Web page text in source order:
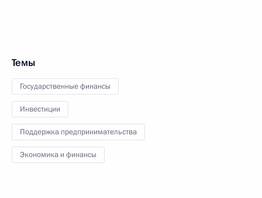
Темы
Государственные финансы
Инвестиции
Поддержка предпринимательства
Экономика и финансы